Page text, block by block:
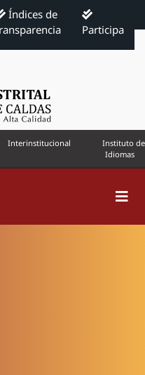
Índices de
Participa
Interinstitucional
Instituto de
Idiomas